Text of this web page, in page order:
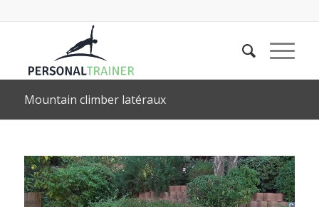
Mountain climber latéraux